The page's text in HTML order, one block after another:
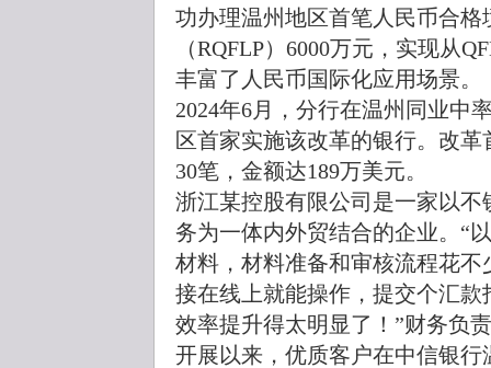
功办理温州地区首笔人民币合格
（RQFLP）6000万元，实现从
丰富了人民币国际化应用场景。
2024年6月，分行在温州同业中
区首家实施该改革的银行。改
30笔，金额达189万美元。
浙江某控股有限公司是一家以
务为一体内外贸结合的企业。“
材料，材料准备和审核流程花
接在线上就能操作，提交个汇
效率提升得太明显了！”财务负
开展以来，优质客户在中信银